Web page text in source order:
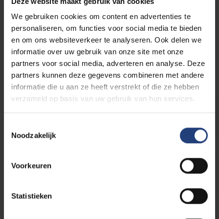
We gebruiken cookies om content en advertenties te
personaliseren, om functies voor social media te bieden
en om ons websiteverkeer te analyseren. Ook delen we
informatie over uw gebruik van onze site met onze
partners voor social media, adverteren en analyse. Deze
partners kunnen deze gegevens combineren met andere
informatie die u aan ze heeft verstrekt of die ze hebben
verzameld op basis van uw gebruik van hun services.
Noodzakelijk
Voorkeuren
Statistieken
Contacteer de VUB studiebegeleiding
Studeren in bijzondere
situaties
Topsporters